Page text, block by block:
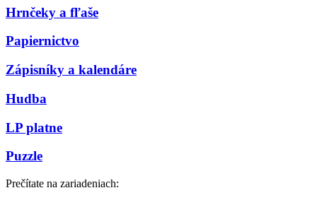
Hrnčeky a fľaše
Papiernictvo
Zápisníky a kalendáre
Hudba
LP platne
Puzzle
Prečítate na zariadeniach: